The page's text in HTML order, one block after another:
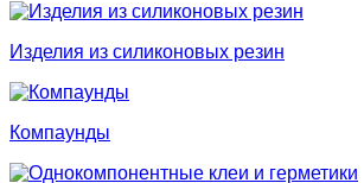
Изделия из силиконовых резин
Компаунды